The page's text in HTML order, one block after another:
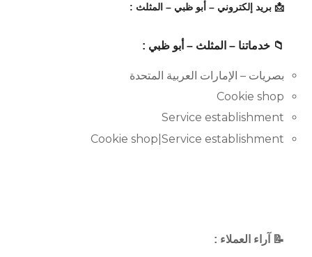
📩 بريد إلكتروني – أبو ظبي – المثلث :
📁 خدماتنا – المثلث – أبو ظبي :
بصريات – الإمارات العربية المتحدة
Cookie shop
Service establishment
Cookie shop|Service establishment
📝 آراء العملاء :